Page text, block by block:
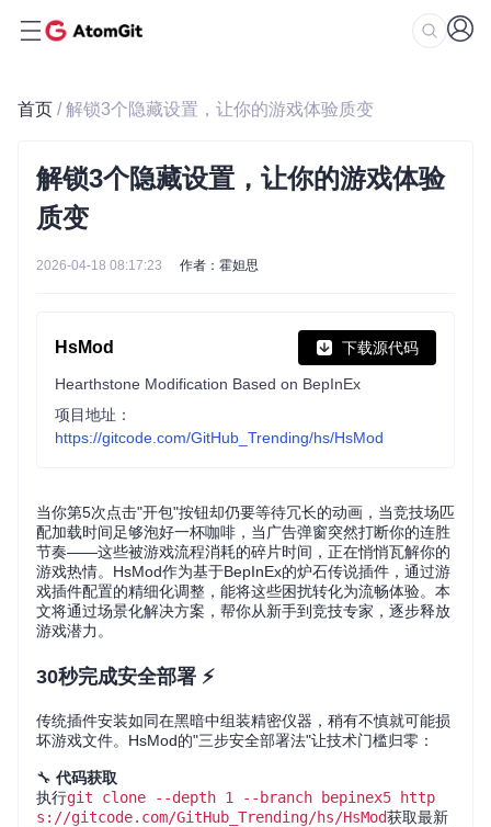
首页 / 解锁3个隐藏设置，让你的游戏体验质变
解锁3个隐藏设置，让你的游戏体验
质变
2026-04-18 08:17:23 作者：霍妲思
HsMod 下载源代码
Hearthstone Modification Based on BepInEx
项目地址：
https://gitcode.com/GitHub_Trending/hs/HsMod
当你第5次点击"开包"按钮却仍要等待冗长的动画，当竞技场匹
配加载时间足够泡好一杯咖啡，当广告弹窗突然打断你的连胜
节奏——这些被游戏流程消耗的碎片时间，正在悄悄瓦解你的
游戏热情。HsMod作为基于BepInEx的炉石传说插件，通过游
戏插件配置的精细化调整，能将这些困扰转化为流畅体验。本
文将通过场景化解决方案，帮你从新手到竞技专家，逐步释放
游戏潜力。
30秒完成安全部署 ⚡
传统插件安装如同在黑暗中组装精密仪器，稍有不慎就可能损
坏游戏文件。HsMod的"三步安全部署法"让技术门槛归零：
🔧 代码获取
执行git clone --depth 1 --branch bepinex5 http
s://gitcode.com/GitHub_Trending/hs/HsMod获取最新